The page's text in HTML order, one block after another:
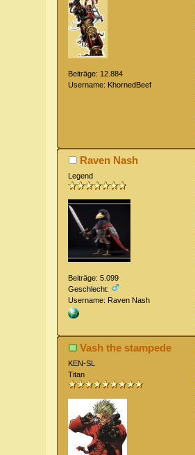
Beiträge: 12.884
Username: KhornedBeef
Raven Nash
Legend
Beiträge: 5.099
Geschlecht:
Username: Raven Nash
Vash the stampede
KEN-SL
Titan